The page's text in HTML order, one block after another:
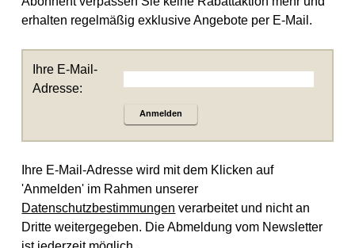
erhalten regelmäßig exklusive Angebote per E-Mail.
Ihre E-Mail-
Adresse:
Anmelden
Ihre E-Mail-Adresse wird mit dem Klicken auf
'Anmelden' im Rahmen unserer
Datenschutzbestimmungen verarbeitet und nicht an
Dritte weitergegeben. Die Abmeldung vom Newsletter